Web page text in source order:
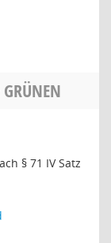
§ 71 IV Satz